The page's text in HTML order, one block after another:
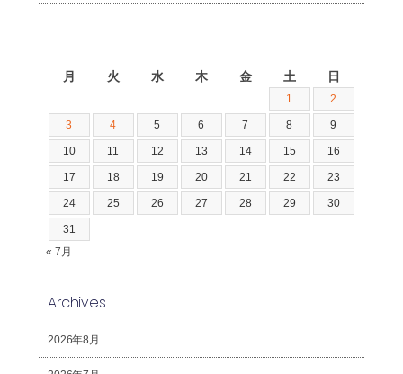
月 火 水 木 金 土 日
1 2
3 4 5 6 7 8 9
10 11 12 13 14 15 16
17 18 19 20 21 22 23
24 25 26 27 28 29 30
31
« 7月
Archives
2026年8月